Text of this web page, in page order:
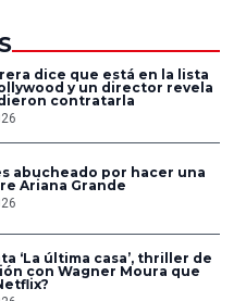
dice que está en la lista
y un director revela
contratarla
abucheado por hacer una
Ariana Grande
‘La última casa’, thriller de
con Wagner Moura que